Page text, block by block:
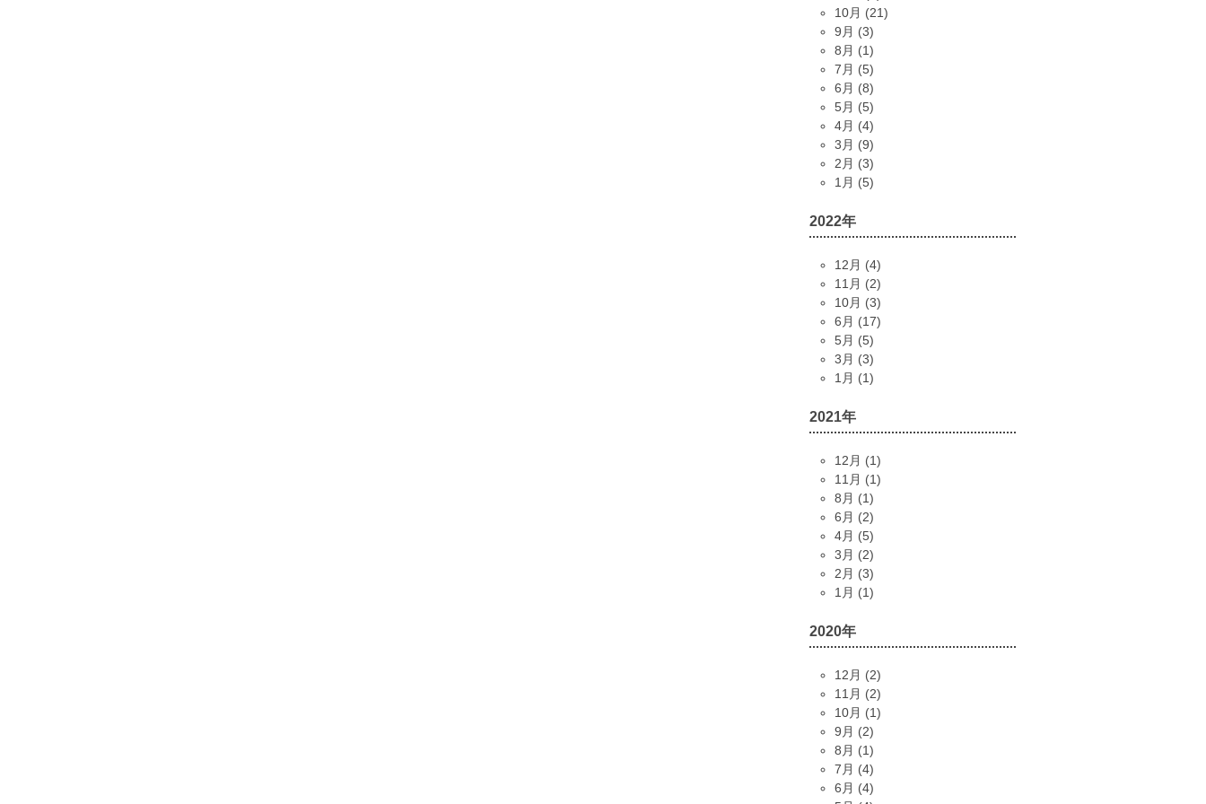
10月 (21)
9月 (3)
8月 (1)
7月 (5)
6月 (8)
5月 (5)
4月 (4)
3月 (9)
2月 (3)
1月 (5)
2022年
12月 (4)
11月 (2)
10月 (3)
6月 (17)
5月 (5)
3月 (3)
1月 (1)
2021年
12月 (1)
11月 (1)
8月 (1)
6月 (2)
4月 (5)
3月 (2)
2月 (3)
1月 (1)
2020年
12月 (2)
11月 (2)
10月 (1)
9月 (2)
8月 (1)
7月 (4)
6月 (4)